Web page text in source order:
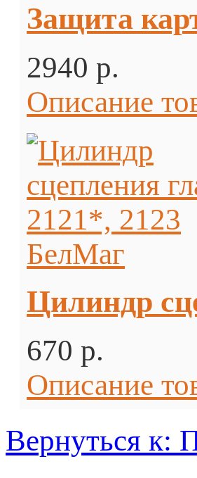
Защита
2940 p.
Описание
Цилиндр
670 p.
Описание
Вернуться к: